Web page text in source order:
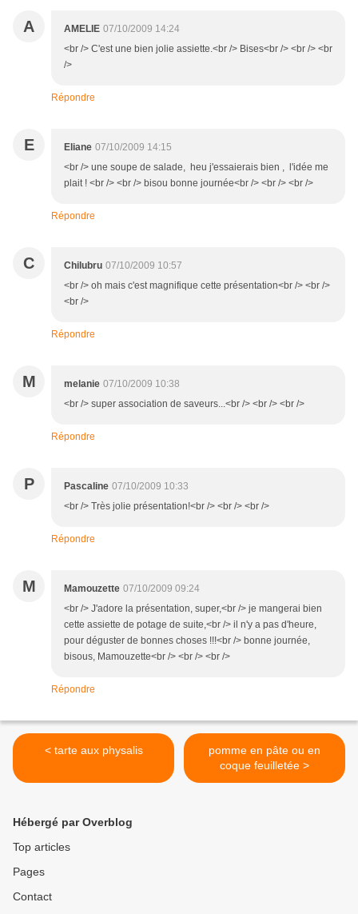
A AMELIE 07/10/2009 14:24
<br /> C'est une bien jolie assiette.<br /> Bises<br /> <br /> <br
/>
Répondre
E Eliane 07/10/2009 14:15
<br /> une soupe de salade, heu j'essaierais bien , l'idée me
plait ! <br /> <br /> bisou bonne journée<br /> <br /> <br />
Répondre
C Chilubru 07/10/2009 10:57
<br /> oh mais c'est magnifique cette présentation<br /> <br />
<br />
Répondre
M melanie 07/10/2009 10:38
<br /> super association de saveurs...<br /> <br /> <br />
Répondre
P Pascaline 07/10/2009 10:33
<br /> Très jolie présentation!<br /> <br /> <br />
Répondre
M Mamouzette 07/10/2009 09:24
<br /> J'adore la présentation, super,<br /> je mangerai bien
cette assiette de potage de suite,<br /> il n'y a pas d'heure,
pour déguster de bonnes choses !!!<br /> bonne journée,
bisous, Mamouzette<br /> <br /> <br />
Répondre
< tarte aux physalis
pomme en pâte ou en
coque feuilletée >
Hébergé par Overblog
Top articles
Pages
Contact